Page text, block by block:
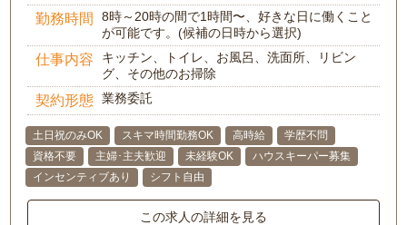
勤務時間
8時～20時の間で1時間〜、好きな日に働くこと
が可能です。(候補の日時から選択)
仕事内容
キッチン、トイレ、お風呂、洗面所、リビン
グ、その他のお掃除
契約形態 業務委託
土日祝のみOK スキマ時間勤務OK 高時給
学歴不問
資格不要
主婦･主夫歓迎 未経験OK
ハウスキーパー募集
インセンティブあり
シフト自由
この求人の詳細を見る